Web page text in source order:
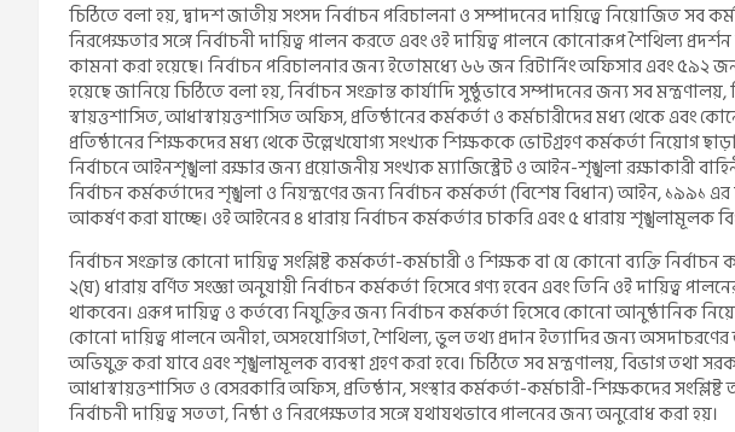
চিঠিতে বলা হয়, দ্বাদশ জাতীয় সংসদ নির্বাচন পরিচালনা ও সম্পাদনের দায়িত্বে নিয়োজিত সব
নিরপেক্ষতার সঙ্গে নির্বাচনী দায়িত্ব পালন করতে এবং ওই দায়িত্ব পালনে কোনোরূপ শৈথিল্য
কামনা করা হয়েছে। নির্বাচন পরিচালনার জন্য ইতোমধ্যে ৬৬ জন রিটার্নিং অফিসার এবং ৫৯২
হয়েছে জানিয়ে চিঠিতে বলা হয়, নির্বাচন সংক্রান্ত কার্যাদি সুষ্ঠুভাবে সম্পাদনের জন্য সব
স্বায়ত্তশাসিত, আধাস্বায়ত্তশাসিত অফিস, প্রতিষ্ঠানের কর্মকর্তা ও কর্মচারীদের মধ্য থেকে এবং
প্রতিষ্ঠানের শিক্ষকদের মধ্য থেকে উল্লেখযোগ্য সংখ্যক শিক্ষককে ভোটগ্রহণ কর্মকর্তা নিয়োগ ছাড়াও
নির্বাচনে আইনশৃঙ্খলা রক্ষার জন্য প্রয়োজনীয় সংখ্যক ম্যাজিস্ট্রেট ও আইন-শৃঙ্খলা রক্ষাকারী
নির্বাচন কর্মকর্তাদের শৃঙ্খলা ও নিয়ন্ত্রণের জন্য নির্বাচন কর্মকর্তা (বিশেষ বিধান) আইন, ১৯৯১ এর
আকর্ষণ করা যাচ্ছে। ওই আইনের ৪ ধারায় নির্বাচন কর্মকর্তার চাকরি এবং ৫ ধারায় শৃঙ্খলামূলক
নির্বাচন সংক্রান্ত কোনো দায়িত্ব সংশ্লিষ্ট কর্মকর্তা-কর্মচারী ও শিক্ষক বা যে কোনো ব্যক্তি
২(ঘ) ধারায় বর্ণিত সংজ্ঞা অনুযায়ী নির্বাচন কর্মকর্তা হিসেবে গণ্য হবেন এবং তিনি ওই দায়িত্ব
থাকবেন। এরূপ দায়িত্ব ও কর্তব্যে নিযুক্তির জন্য নির্বাচন কর্মকর্তা হিসেবে কোনো আনুষ্ঠানিক
কোনো দায়িত্ব পালনে অনীহা, অসহযোগিতা, শৈথিল্য, ভুল তথ্য প্রদান ইত্যাদির জন্য অসদাচরণের
অভিযুক্ত করা যাবে এবং শৃঙ্খলামূলক ব্যবস্থা গ্রহণ করা হবে। চিঠিতে সব মন্ত্রণালয়, বিভাগ তথা
আধাস্বায়ত্তশাসিত ও বেসরকারি অফিস, প্রতিষ্ঠান, সংস্থার কর্মকর্তা-কর্মচারী-শিক্ষকদের
নির্বাচনী দায়িত্ব সততা, নিষ্ঠা ও নিরপেক্ষতার সঙ্গে যথাযথভাবে পালনের জন্য অনুরোধ করা হয়।